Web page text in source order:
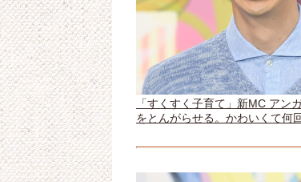
「すくすく子育て」新MC アン
をとんがらせる。かわいくて何